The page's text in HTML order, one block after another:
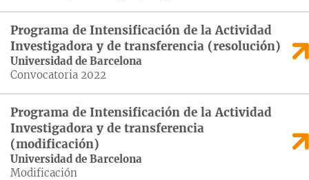
Programa de Intensificación de la Actividad
Investigadora y de transferencia (resolución)
Universidad de Barcelona
Convocatoria 2022
Programa de Intensificación de la Actividad
Investigadora y de transferencia
(modificación)
Universidad de Barcelona
Modificación